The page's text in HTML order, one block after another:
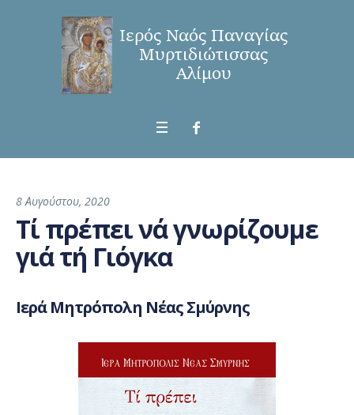
8 Αυγούστου, 2020
Τί πρέπει νά γνωρίζουμε
γιά τή Γιόγκα
Ιερά Μητρόπολη Νέας Σμύρνης